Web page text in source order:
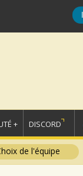
+ DISCORD
de l'équipe